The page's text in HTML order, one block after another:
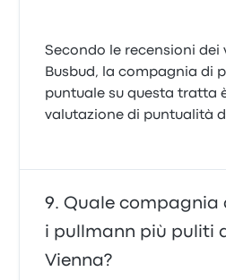
Secondo le recensioni dei
Busbud, la compagnia di
puntuale su questa tratta
valutazione di puntualità
Quale compagnia
i pullmann più puliti
Vienna?